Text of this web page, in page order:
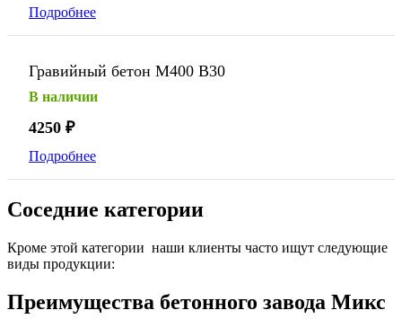
Подробнее
Гравийный бетон М400 В30
В наличии
4250 ₽
Подробнее
Соседние категории
Кроме этой категории наши клиенты часто ищут следующие
виды продукции:
Преимущества бетонного завода Микс